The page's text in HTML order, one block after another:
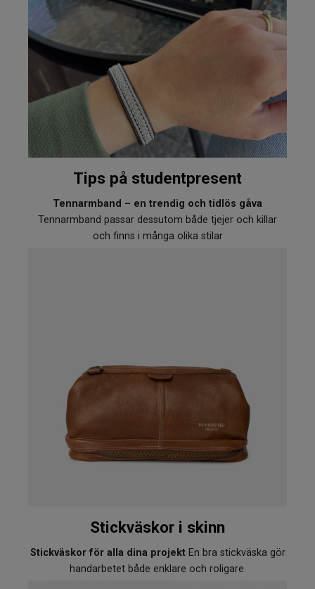
Tips på studentpresent
Tennarmband – en trendig och tidlös gåva
Tennarmband passar dessutom både tjejer och killar
och finns i många olika stilar
Stickväskor i skinn
Stickväskor för alla dina projektEn bra stickväska gör
handarbetet både enklare och roligare.